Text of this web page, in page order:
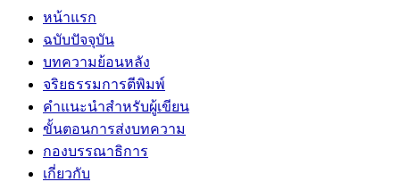
หน้าแรก
ฉบับปัจจุบัน
บทความย้อนหลัง
จริยธรรมการตีพิมพ์
คำแนะนำสำหรับผู้เขียน
ขั้นตอนการส่งบทความ
กองบรรณาธิการ
เกี่ยวกับ